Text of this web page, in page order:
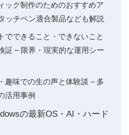
ック制作のためのおすすめア
ッチペン適合製品なども解説
でできること・できないこと
証 – 限界・現実的な運用シー
趣味での生の声と体験談 – 多
活用事例
の最新OS・AI・ハード